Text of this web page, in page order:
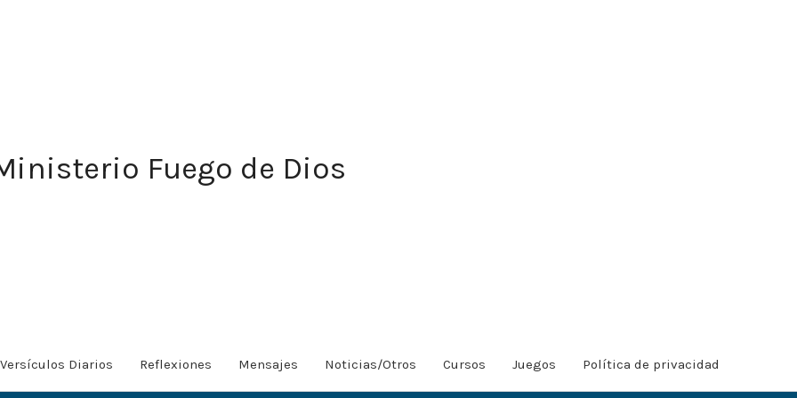
Fuego de Dios
Versículos Diarios Reflexiones Mensajes Noticias/Otros Cursos Juegos Política de privacidad